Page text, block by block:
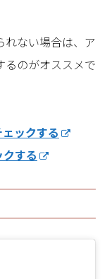
れない場合は、ア
るのがオススメで
ックする
する